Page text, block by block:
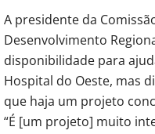
A presidente da
Desenvolvimento
disponibilidade para
Hospital do Oeste, mas
que haja um projeto
“É [um projeto] muito